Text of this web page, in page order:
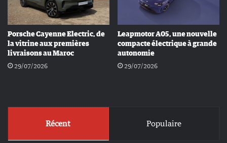
Porsche Cayenne Electric, de
la vitrine aux premières
livraisons au Maroc
29/07/2026
Leapmotor A05, une nouvelle
compacte électrique à grande
autonomie
29/07/2026
Récent Populaire